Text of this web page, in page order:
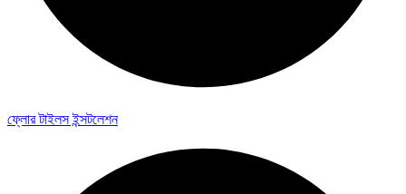
ফ্লোর টাইলস ইন্সটলেশন